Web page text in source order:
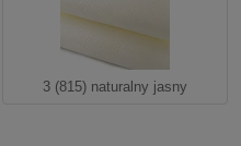
3 (815) naturalny jasny